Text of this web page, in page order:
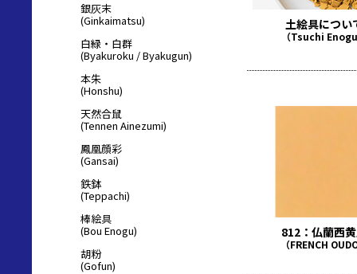
銀灰末
(Ginkaimatsu)
白緑・白群
(Byakuroku / Byakugun)
本朱
(Honshu)
天然合鼠
(Tennen Ainezumi)
鳳凰顔彩
(Gansai)
鉄鉢
(Teppachi)
棒絵具
(Bou Enogu)
胡粉
(Gofun)
土絵具につい
（Tsuchi
812：仏蘭西
（FRENCH